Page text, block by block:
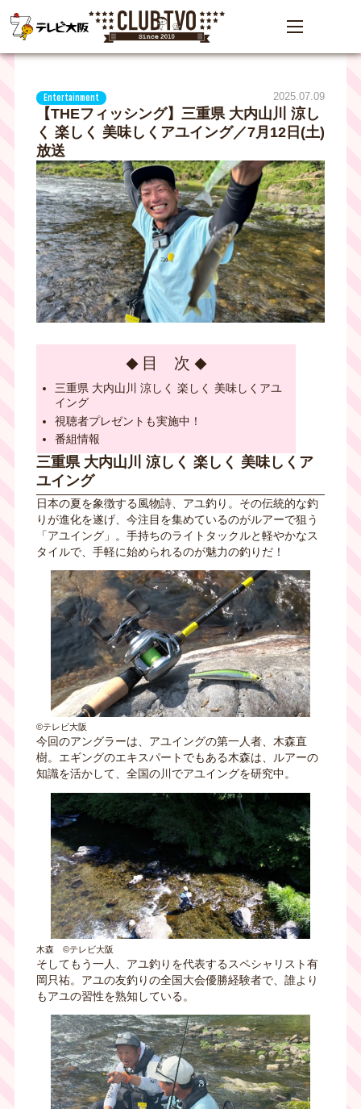
Entertainment 2025.07.09
【THEフィッシング】三重県 大内山川 涼し
く 楽しく 美味しくアユイング／7月12日(土)
放送
目 次
三重県 大内山川 涼しく 楽しく 美味しくアユ
イング
視聴者プレゼントも実施中！
番組情報
三重県 大内山川 涼しく 楽しく 美味しくア
ユイング
日本の夏を象徴する風物詩、アユ釣り。その伝統的な釣
りが進化を遂げ、今注目を集めているのがルアーで狙う
「アユイング」。手持ちのライトタックルと軽やかなス
タイルで、手軽に始められるのが魅力の釣りだ！
©テレビ大阪
今回のアングラーは、アユイングの第一人者、木森直
樹。エギングのエキスパートでもある木森は、ルアーの
知識を活かして、全国の川でアユイングを研究中。
木森 ©テレビ大阪
そしてもう一人、アユ釣りを代表するスペシャリスト有
岡只祐。アユの友釣りの全国大会優勝経験者で、誰より
もアユの習性を熟知している。